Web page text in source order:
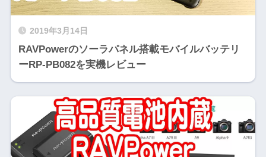
2019年3月14日
RAVPowerのソーラパネル搭載モバイルバッテリ
ーRP-PB082を実機レビュー